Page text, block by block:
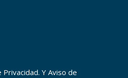
Y Aviso de